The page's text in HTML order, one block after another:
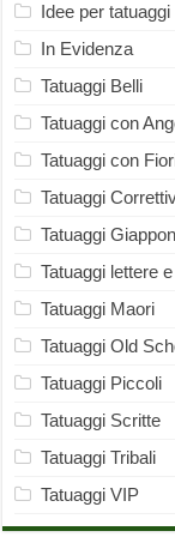
Idee per tatuaggi
In Evidenza
Tatuaggi Belli
Tatuaggi con
Tatuaggi con
Tatuaggi
Tatuaggi
Tatuaggi lettere
Tatuaggi Maori
Tatuaggi Old
Tatuaggi Piccoli
Tatuaggi Scritte
Tatuaggi Tribali
Tatuaggi VIP